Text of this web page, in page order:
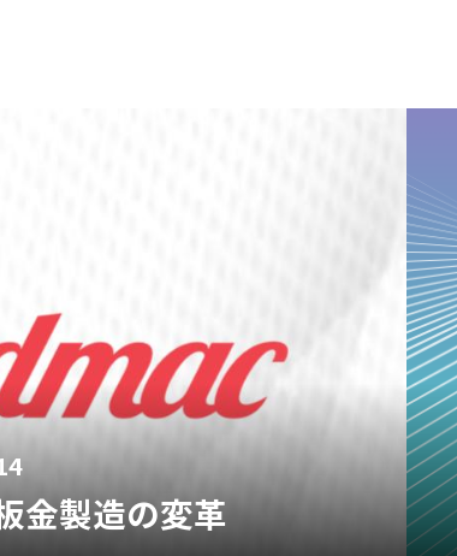
金製造の変革